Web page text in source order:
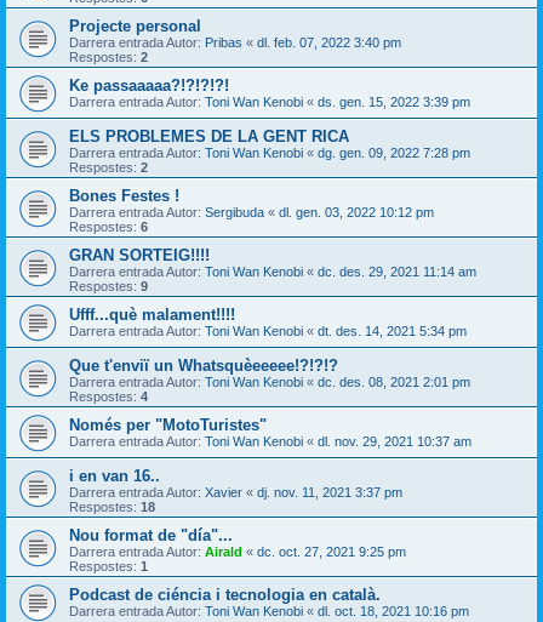
Projecte personal
Darrera entrada Autor: Pribas « dl. feb. 07, 2022 3:40 pm
Respostes: 2
Ke passaaaaa?!?!?!?!
Darrera entrada Autor: Toni Wan Kenobi « ds. gen. 15, 2022 3:39 pm
ELS PROBLEMES DE LA GENT RICA
Darrera entrada Autor: Toni Wan Kenobi « dg. gen. 09, 2022 7:28 pm
Respostes: 2
Bones Festes !
Darrera entrada Autor: Sergibuda « dl. gen. 03, 2022 10:12 pm
Respostes: 6
GRAN SORTEIG!!!!
Darrera entrada Autor: Toni Wan Kenobi « dc. des. 29, 2021 11:14 am
Respostes: 9
Ufff...què malament!!!!
Darrera entrada Autor: Toni Wan Kenobi « dt. des. 14, 2021 5:34 pm
Que t'enviï un Whatsquèeeeee!?!?!?
Darrera entrada Autor: Toni Wan Kenobi « dc. des. 08, 2021 2:01 pm
Respostes: 4
Només per "MotoTuristes"
Darrera entrada Autor: Toni Wan Kenobi « dl. nov. 29, 2021 10:37 am
i en van 16..
Darrera entrada Autor: Xavier « dj. nov. 11, 2021 3:37 pm
Respostes: 18
Nou format de "día"...
Darrera entrada Autor: Airald « dc. oct. 27, 2021 9:25 pm
Respostes: 1
Podcast de ciéncia i tecnologia en català.
Darrera entrada Autor: Toni Wan Kenobi « dl. oct. 18, 2021 10:16 pm